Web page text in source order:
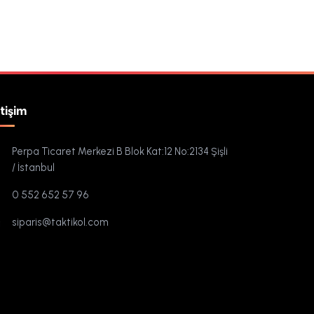
Perpa Ticaret Merkezi B Blok Kat:12 No:2134 Şişli
/ İstanbul
0 552 652 57 96
siparis@taktikol.com